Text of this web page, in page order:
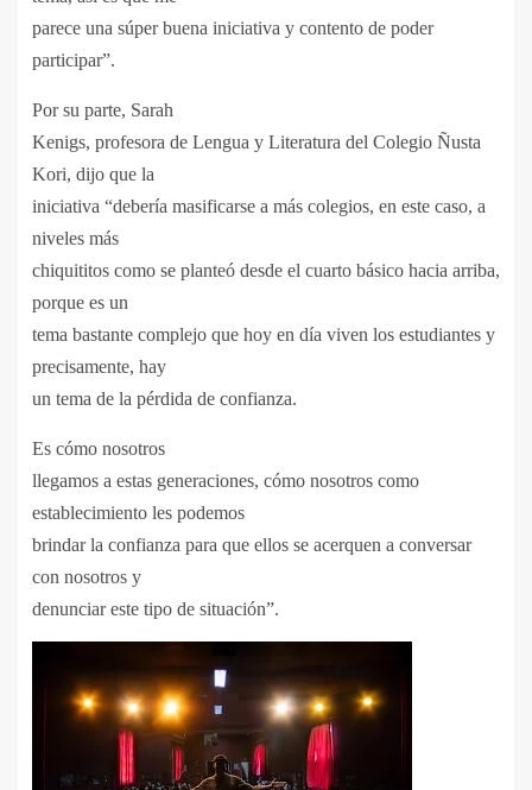
parece una súper buena iniciativa y contento de poder
participar”.
Por su parte, Sarah
Kenigs, profesora de Lengua y Literatura del Colegio Ñusta
Kori, dijo que la
iniciativa “debería masificarse a más colegios, en este caso, a
niveles más
chiquititos como se planteó desde el cuarto básico hacia arriba,
porque es un
tema bastante complejo que hoy en día viven los estudiantes y
precisamente, hay
un tema de la pérdida de confianza.
Es cómo nosotros
llegamos a estas generaciones, cómo nosotros como
establecimiento les podemos
brindar la confianza para que ellos se acerquen a conversar
con nosotros y
denunciar este tipo de situación”.